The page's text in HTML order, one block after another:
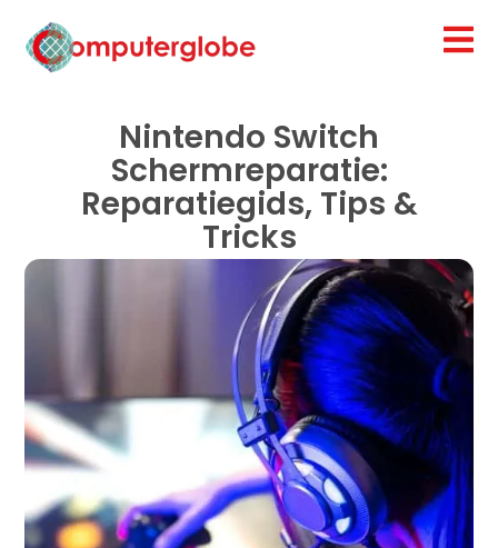
Nintendo Switch
Schermreparatie:
Reparatiegids, Tips &
Tricks